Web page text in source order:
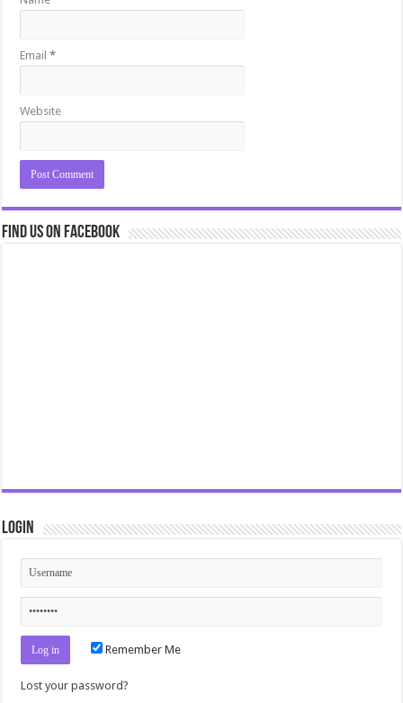
Email*
Website
Find us on Facebook
Login
Remember Me
Lost your password?